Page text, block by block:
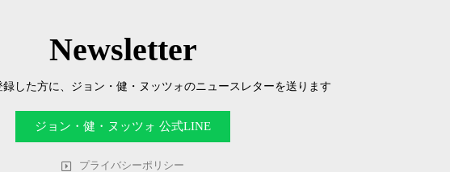
Newsletter
した方に、ジョン・健・ヌッツォのニュースレターを送ります
ジョン・健・ヌッツォ 公式LINE
プライバシーポリシー